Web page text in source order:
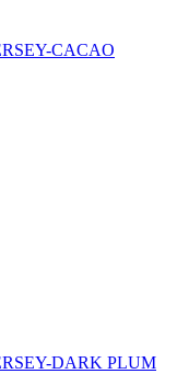
CACAO
DARK PLUM